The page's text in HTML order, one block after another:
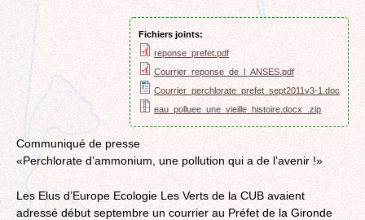
Fichiers joints:
reponse_prefet.pdf
Courrier_reponse_de_l_ANSES.pdf
Courrier_perchlorate_prefet_sept2011v3-1.doc
eau_polluee_une_vieille_histoire.docx_.zip
Communiqué de presse
«Perchlorate d’ammonium, une pollution qui a de l’avenir !»
Les Elus d’Europe Ecologie Les Verts de la CUB avaient
adressé début septembre un courrier au Préfet de la Gironde